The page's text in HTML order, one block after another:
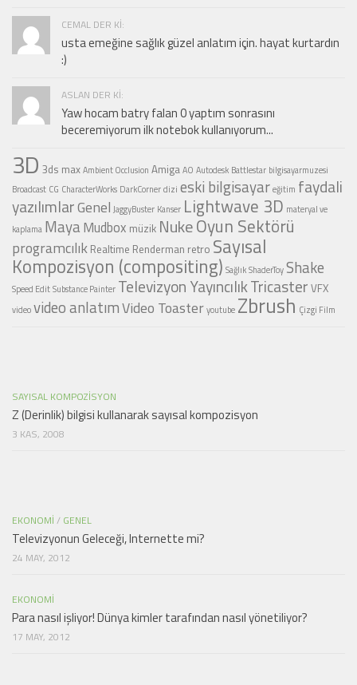
CEMAL DER KI:
usta emeğine sağlık güzel anlatım için. hayat kurtardın
:)
ASLAN DER KI:
Yaw hocam batry falan 0 yaptım sonrasını
beceremiyorum ilk notebok kullanıyorum...
3D 3ds maxAmbient Occlusion AmigaAO Autodesk Battlestar bilgisayarmuzesi
Broadcast CG CharacterWorks DarkCornerdizi eski bilgisayareğitim faydali
yazılımlarGenel JaggyBuster Kanser Lightwave 3D materyal ve
kaplama Maya Mudbox müzik NukeOyun Sektörü
programcılık Realtime Renderman retro Sayısal
Kompozisyon (compositing) SağlıkShaderToyShake
Speed EditSubstance Painter Televizyon YayıncılıkTricaster VFX
videovideo anlatımVideo Toasteryoutube Zbrush Çizgi Film
SAYISAL KOMPOZISYON
Z (Derinlik) bilgisi kullanarak sayısal kompozisyon
3 KAS, 2008
EKONOMI / GENEL
Televizyonun Geleceği, Internette mi?
24 MAY, 2012
EKONOMI
Para nasıl işliyor! Dünya kimler tarafından nasıl yönetiliyor?
17 MAY, 2012